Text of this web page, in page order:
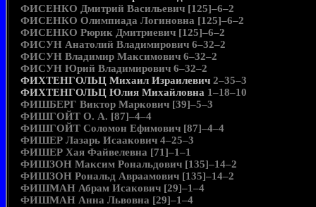
ФИСЕНКО Дмитрий Васильевич [125]–6–2
ФИСЕНКО Олимпиада Логиновна [125]–6–2
ФИСЕНКО Рюрик Дмитриевич [125]–6–2
ФИСУН Анатолий Владимирович 6–32–2
ФИСУН Владимир Максимович 6–32–2
ФИСУН Юрий Владимирович 6–32–2
ФИХТЕНГОЛЬЦ Михаил Израилевич 2–35–3
ФИХТЕНГОЛЬЦ Юлия Михайловна 1–18–10
ФИШБЕРГ Виктор Маркович [39]–5–3
ФИШГОЙТ О. А. [87]–4–4
ФИШГОЙТ Соломон Ефимович [87]–4–4
ФИШЕР Лазарь Исаакович 4–25–3
ФИШЕР Хая Файвелевна [71]–1–1
ФИШЗОН Максим Рональдович [135]–14–2
ФИШЗОН Рональд Авраамович [135]–14–2
ФИШМАН Абрам Исакович [29]–1–4
ФИШМАН Анна Львовна [29]–1–4